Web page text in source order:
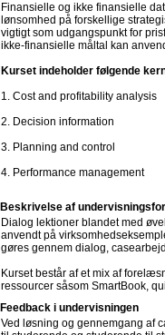
Finansielle og ikke finansielle
lønsomhed på forskellige
vigtigt som udgangspunkt for
ikke-finansielle måltal kan
Kurset indeholder følgende
1. Cost and profitability analysis
2. Decision information
3. Planning and control
4. Performance management
Beskrivelse af
Dialog lektioner blandet med
anvendt på
gøres gennem dialog,
Kurset består af et mix af
ressourcer såsom SmartBook,
Feedback i undervisningen
Ved løsning og gennemgang af